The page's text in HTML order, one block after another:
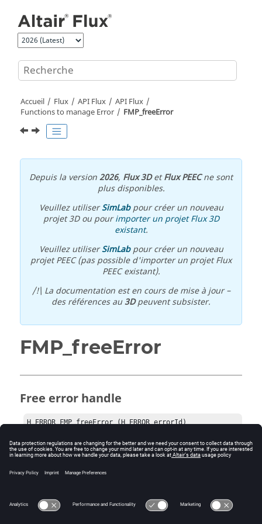
Accueil Flux API Flux
API Flux
Functions to manage Error
FMP_freeError
Depuis la version2026, Flux 3DetFlux PEECne sont
plus disponibles.
Veuillez utiliserSimLabpour créer un nouveau
projet 3D ou pourimporter un projet Flux 3D
existant.
Veuillez utiliserSimLabpour créer un nouveau
projet PEEC (pas possible d'importer un projet Flux
PEEC existant).
/!\ La documentation est en cours de mise à jour –
des références au3Dpeuvent subsister.
FMP_freeError
Free error handle
H_ERROR FMP_freeError (H_ERROR errorId)
Input:
errorId: error handle
Return: